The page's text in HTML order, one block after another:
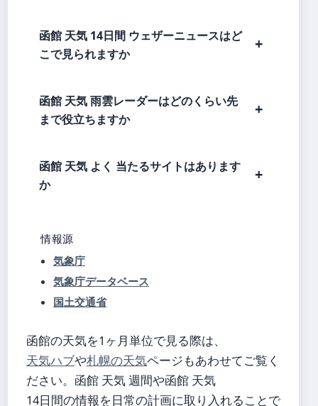
函館 天気 14日間 ウェザーニュースはど
こで見られますか
函館 天気 雨雲レーダーはどのくらい先
まで役立ちますか
函館 天気 よく 当たるサイトはあります
か
情報源
気象庁
気象庁データベース
国土交通省
函館の天気を1ヶ月単位で見る際は、
天気ハブや札幌の天気ページもあわせてご覧く
ださい。函館 天気 週間や函館 天気
14日間の情報を日常の計画に取り入れることで